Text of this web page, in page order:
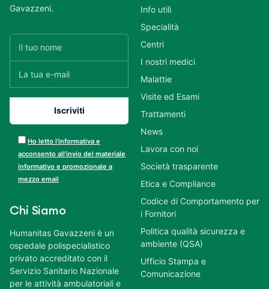
Gavazzeni.
Ho letto l’informativa e
acconsento all’invio del materiale
informativo e promozionale a
mezzo email
Chi Siamo
Humanitas Gavazzeni è un
ospedale polispecialistico
privato accreditato con il
Servizio Sanitario Nazionale
per le attività ambulatoriali e
Info utili
Specialità
Centri
I nostri medici
Malattie
Visite ed Esami
Trattamenti
News
Lavora con noi
Società trasparente
Etica e Compliance
Codice di Comportamento per
i Fornitori
Politica qualità sicurezza e
ambiente (QSA)
Ufficio Stampa e
Comunicazione